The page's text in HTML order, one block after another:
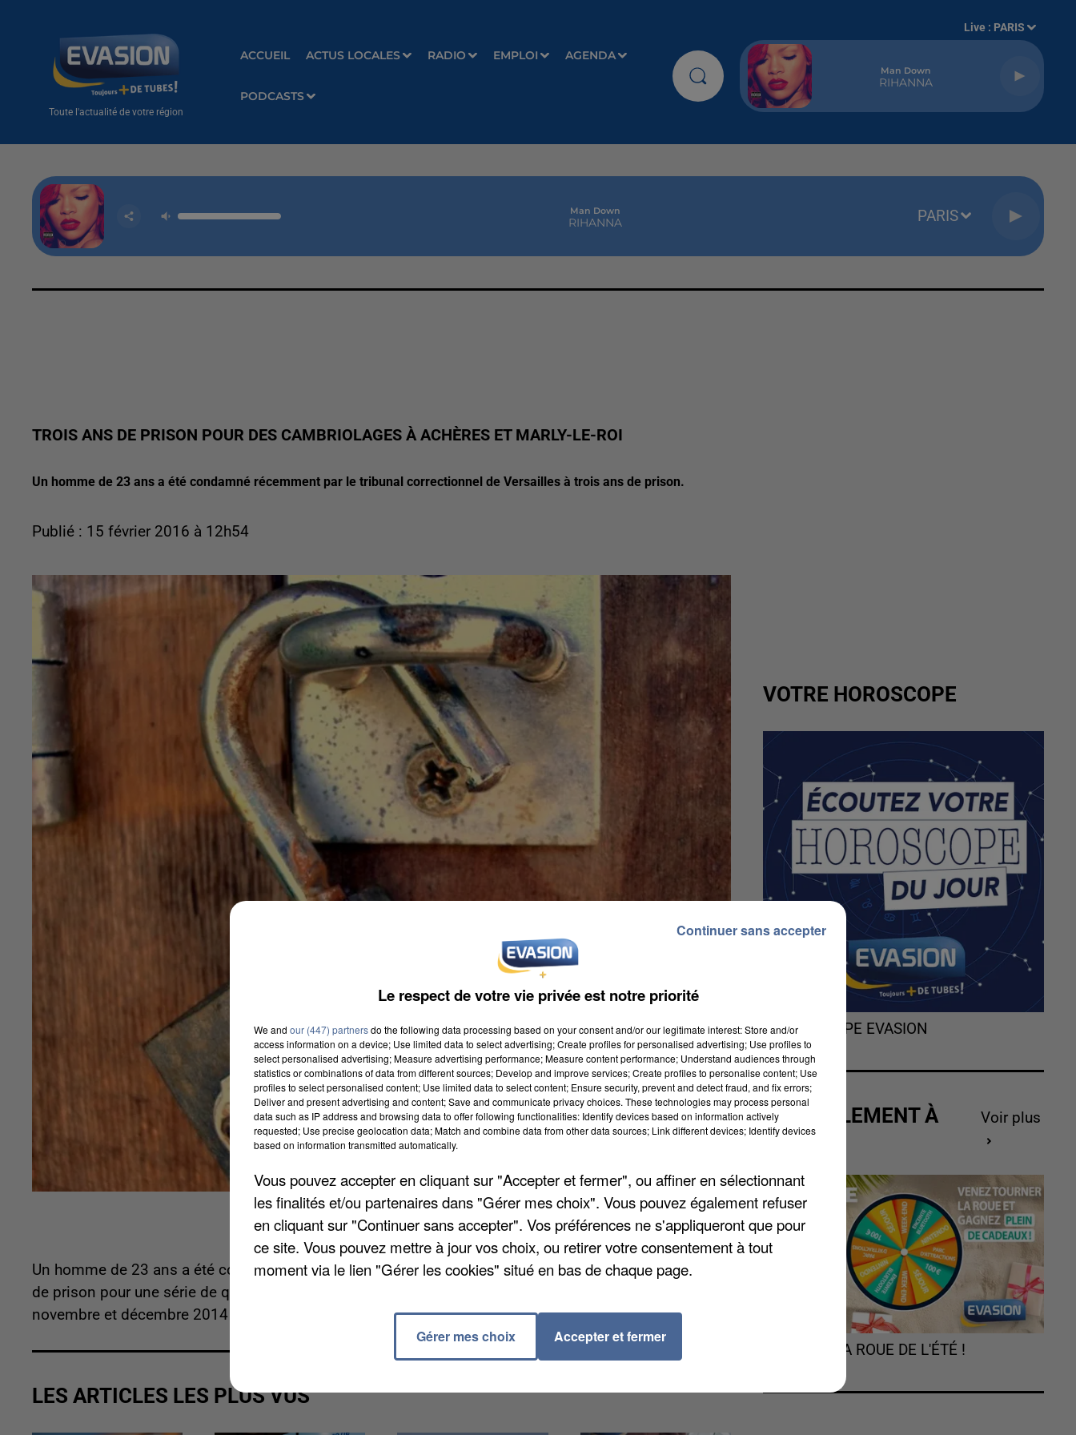
Toute l'actualité de votre région
ACCUEIL ACTUS LOCALES RADIO EMPLOI AGENDA
PODCASTS
Live : PARIS
Man Down
RIHANNA
Man Down
RIHANNA PARIS
TROIS ANS DE PRISON POUR DES CAMBRIOLAGES À ACHÈRES ET MARLY-LE-ROI
Un homme de 23 ans a été condamné récemment par le tribunal correctionnel de Versailles à trois ans de prison.
Publié : 15 février 2016 à 12h54
Un homme de 23 ans a été condamné récemment par le tribunal correctionnel de Versailles à trois ans
de prison pour une série de quinze cambriolages et deux tentatives. Les faits s'étaient produits entre
novembre et décembre 2014 notamment à Achères et Marly-le-Roi. Il a écopé de trois ans de prison.
LES ARTICLES LES PLUS VUS
VOTRE HOROSCOPE
L'HOROSCOPE EVASION
ACTUELLEMENT À
GAGNER
Voir plus
TOURNEZ LA ROUE DE L'ÉTÉ !
Le respect de votre vie privée est notre priorité
We and our (447) partnersdo the following data processing based on your consent and/or our legitimate interest: Store and/or
access information on a device; Use limited data to select advertising; Create profiles for personalised advertising; Use profiles to
select personalised advertising; Measure advertising performance; Measure content performance; Understand audiences through
statistics or combinations of data from different sources; Develop and improve services; Create profiles to personalise content; Use
profiles to select personalised content; Use limited data to select content; Ensure security, prevent and detect fraud, and fix errors;
Deliver and present advertising and content; Save and communicate privacy choices. These technologies may process personal
data such as IP address and browsing data to offer following functionalities: Identify devices based on information actively
requested; Use precise geolocation data; Match and combine data from other data sources; Link different devices; Identify devices
based on information transmitted automatically.
Vous pouvez accepter en cliquant sur "Accepter et fermer", ou affiner en sélectionnant
les finalités et/ou partenaires dans "Gérer mes choix". Vous pouvez également refuser
en cliquant sur "Continuer sans accepter". Vos préférences ne s'appliqueront que pour
ce site. Vous pouvez mettre à jour vos choix, ou retirer votre consentement à tout
moment via le lien "Gérer les cookies" situé en bas de chaque page.
Gérer mes choix Accepter et fermer
Continuer sans accepter